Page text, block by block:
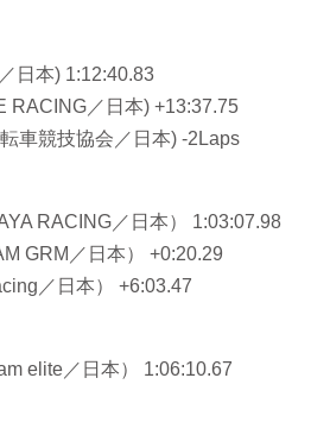
日本) 1:12:40.83
RACING／日本) +13:37.75
車競技協会／日本) -2Laps
RACING／日本） 1:03:07.98
GRM／日本） +0:20.29
／日本） +6:03.47
elite／日本） 1:06:10.67